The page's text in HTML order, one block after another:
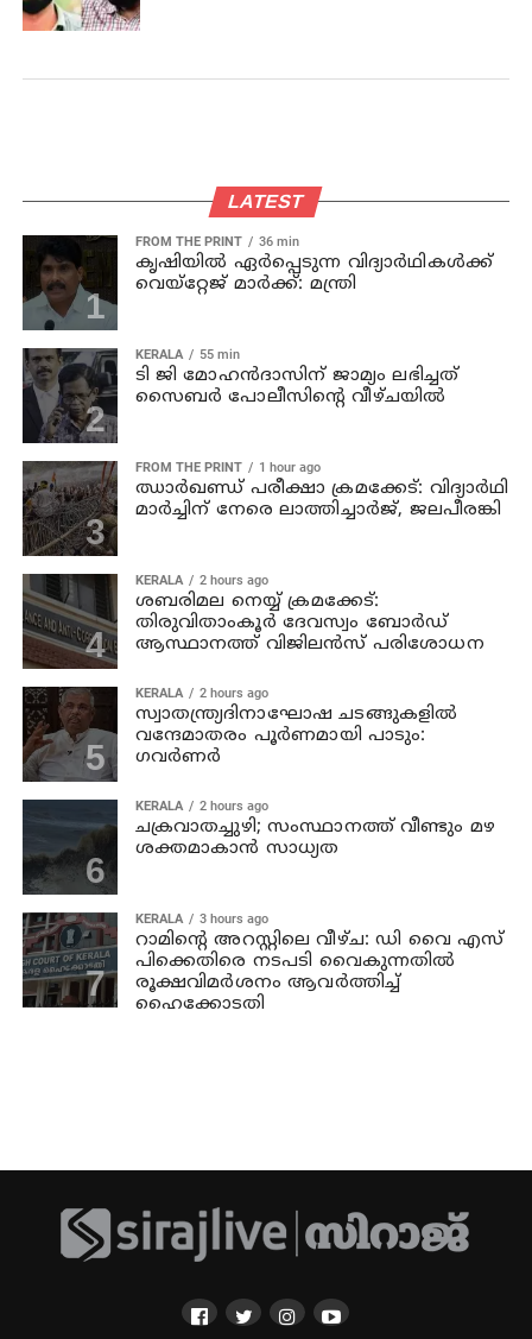
LATEST
FROM THE PRINT 36 min
കൃഷിയില്‍ ഏര്‍പ്പെടുന്ന വിദ്യാര്‍ഥികള്‍ക്ക്
വെയ്റ്റേജ് മാര്‍ക്ക്: മന്ത്രി
KERALA 55 min
ടി ജി മോഹന്‍ദാസിന് ജാമ്യം ലഭിച്ചത്
സൈബര്‍ പോലീസിന്റെ വീഴ്ചയില്‍
FROM THE PRINT 1 hour ago
ഝാര്‍ഖണ്ഡ് പരീക്ഷാ ക്രമക്കേട്: വിദ്യാര്‍ഥി
മാര്‍ച്ചിന് നേരെ ലാത്തിച്ചാര്‍ജ്, ജലപീരങ്കി
KERALA 2 hours ago
ശബരിമല നെയ്യ് ക്രമക്കേട്:
തിരുവിതാംകൂര്‍ ദേവസ്വം ബോര്‍ഡ്
ആസ്ഥാനത്ത് വിജിലന്‍സ് പരിശോധന
KERALA 2 hours ago
സ്വാതന്ത്ര്യദിനാഘോഷ ചടങ്ങുകളില്‍
വന്ദേമാതരം പൂര്‍ണമായി പാടും:
ഗവര്‍ണര്‍
KERALA 2 hours ago
ചക്രവാതച്ചുഴി; സംസ്ഥാനത്ത് വീണ്ടും മഴ
ശക്തമാകാന്‍ സാധ്യത
KERALA 3 hours ago
റാമിന്റെ അറസ്റ്റിലെ വീഴ്ച: ഡി വൈ എസ്
പിക്കെതിരെ നടപടി വൈകുന്നതില്‍
രൂക്ഷവിമര്‍ശനം ആവര്‍ത്തിച്ച്
ഹൈക്കോടതി